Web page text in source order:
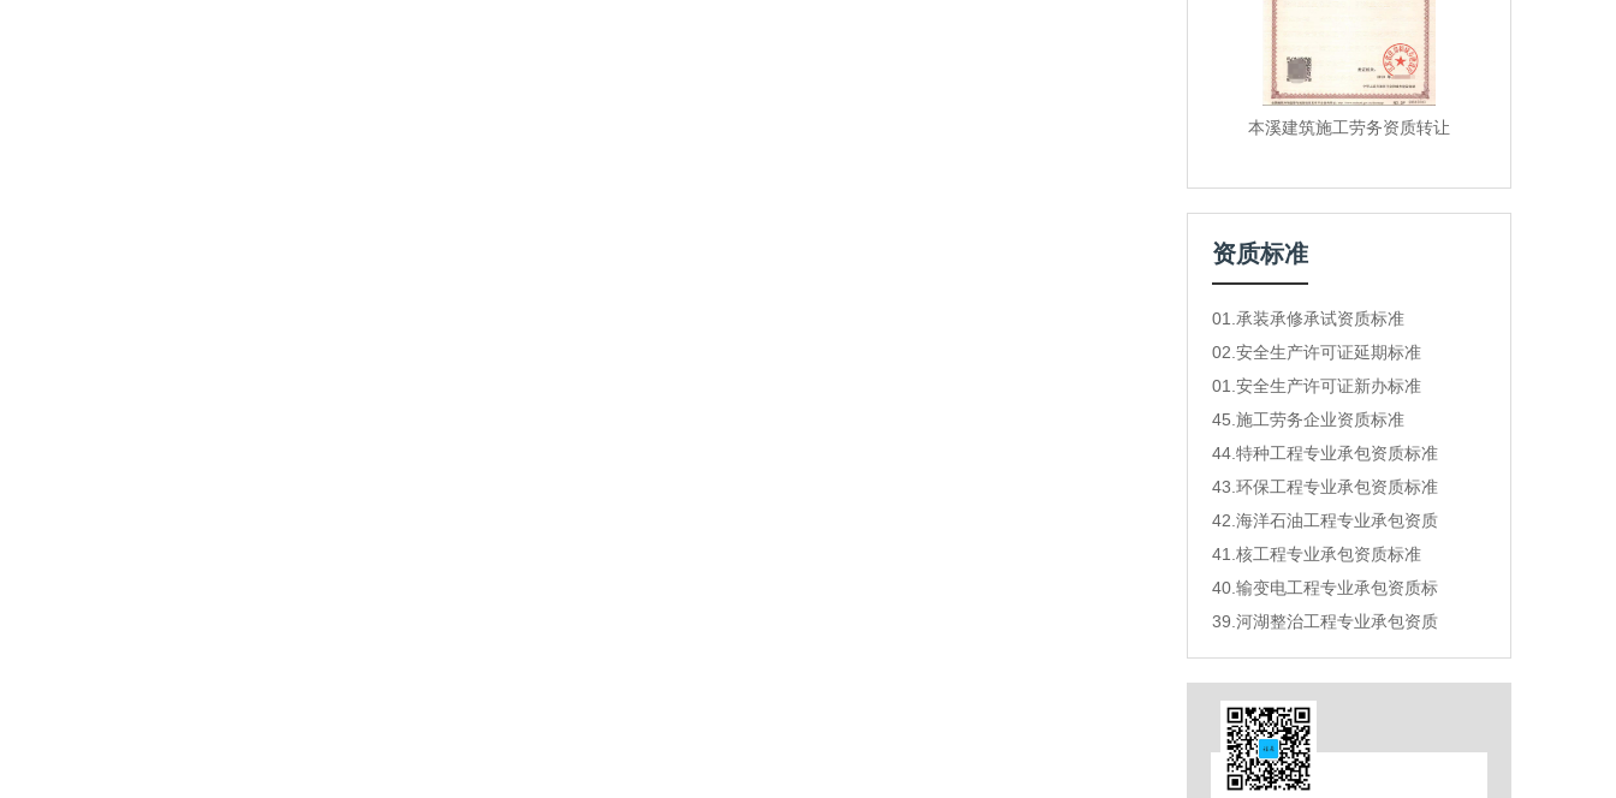
本溪建筑施工劳务资质转让
资质标准
01.承装承修承试资质标准
02.安全生产许可证延期标准
01.安全生产许可证新办标准
45.施工劳务企业资质标准
44.特种工程专业承包资质标准
43.环保工程专业承包资质标准
42.海洋石油工程专业承包资质
41.核工程专业承包资质标准
40.输变电工程专业承包资质标
39.河湖整治工程专业承包资质